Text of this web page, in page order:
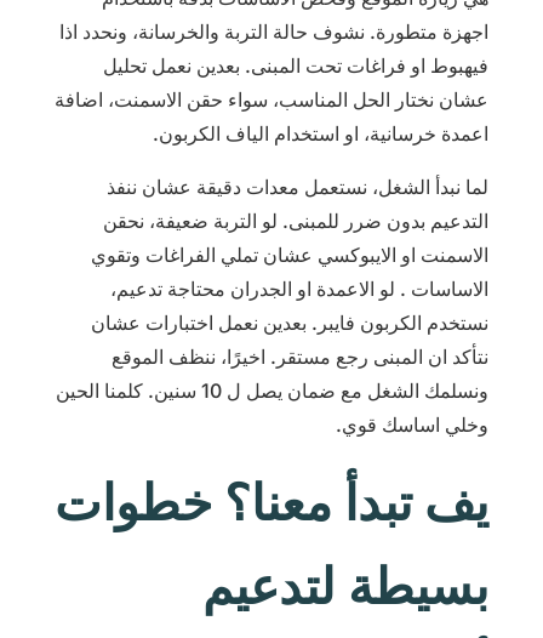
اجهزة متطورة. نشوف حالة التربة والخرسانة، ونحدد اذا
فيهبوط او فراغات تحت المبنى. بعدين نعمل تحليل
عشان نختار الحل المناسب، سواء حقن الاسمنت، اضافة
اعمدة خرسانية، او استخدام الياف الكربون.
لما نبدأ الشغل، نستعمل معدات دقيقة عشان ننفذ
التدعيم بدون ضرر للمبنى. لو التربة ضعيفة، نحقن
الاسمنت او الايبوكسي عشان تملي الفراغات وتقوي
الاساسات . لو الاعمدة او الجدران محتاجة تدعيم،
نستخدم الكربون فايبر. بعدين نعمل اختبارات عشان
نتأكد ان المبنى رجع مستقر. اخيرًا، ننظف الموقع
ونسلمك الشغل مع ضمان يصل ل 10 سنين. كلمنا الحين
وخلي اساسك قوي.
يف تبدأ معنا؟ خطوات
بسيطة لتدعيم